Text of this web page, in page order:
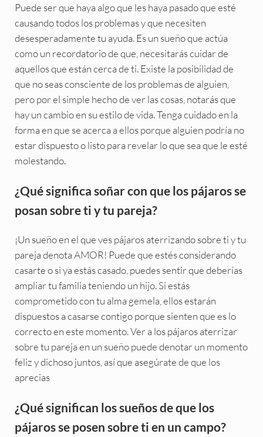
Puede ser que haya algo que les haya pasado que esté
causando todos los problemas y que necesiten
desesperadamente tu ayuda. Es un sueño que actúa
como un recordatorio de que, necesitarás cuidar de
aquellos que están cerca de ti. Existe la posibilidad de
que no seas consciente de los problemas de alguien,
pero por el simple hecho de ver las cosas, notarás que
hay un cambio en su estilo de vida. Tenga cuidado en la
forma en que se acerca a ellos porque alguien podría no
estar dispuesto o listo para revelar lo que sea que le esté
molestando.
¿Qué significa soñar con que los pájaros se
posan sobre ti y tu pareja?
¡Un sueño en el que ves pájaros aterrizando sobre ti y tu
pareja denota AMOR! Puede que estés considerando
casarte o si ya estás casado, puedes sentir que deberías
ampliar tu familia teniendo un hijo. Si estás
comprometido con tu alma gemela, ellos estarán
dispuestos a casarse contigo porque sienten que es lo
correcto en este momento. Ver a los pájaros aterrizar
sobre tu pareja en un sueño puede denotar un momento
feliz y dichoso juntos, así que asegúrate de que los
aprecias
¿Qué significan los sueños de que los
pájaros se posen sobre ti en un campo?